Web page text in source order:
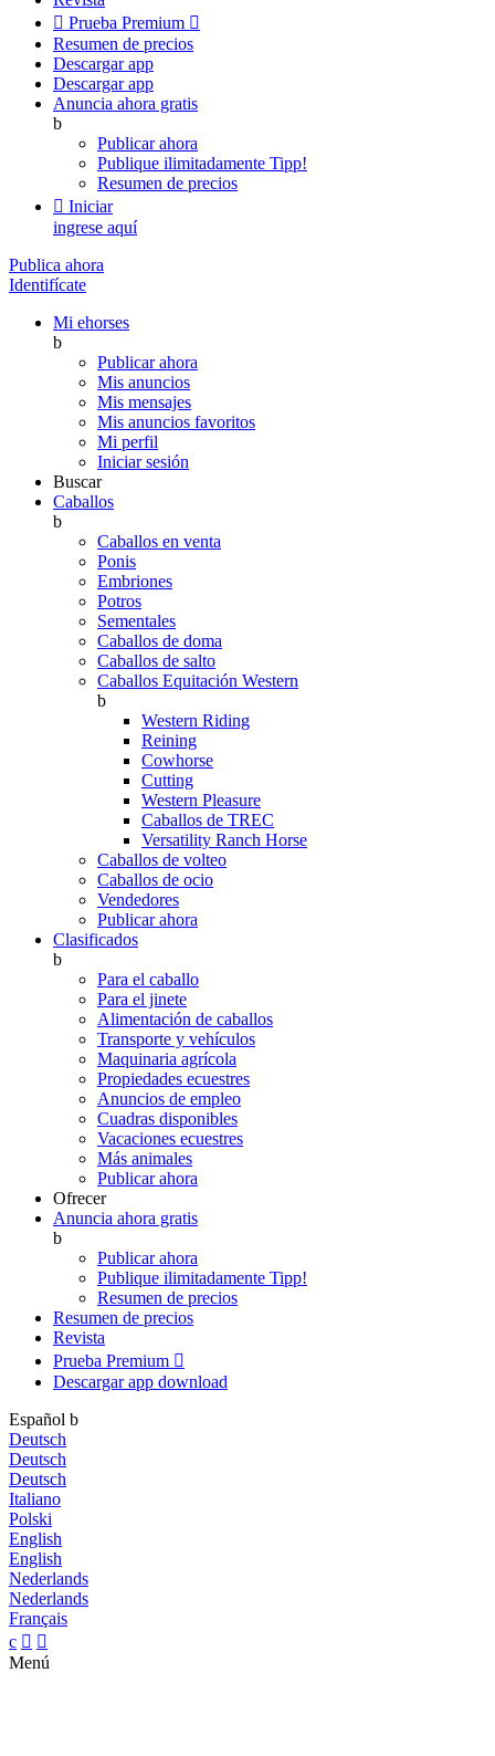
 Prueba Premium 
Resumen de precios
Descargar app
Descargar app
Anuncia ahora gratis
b
Publicar ahora
Publique ilimitadamente Tipp!
Resumen de precios
 Iniciar
ingrese aquí
Publica ahora
Identifícate
Mi ehorses
b
Publicar ahora
Mis anuncios
Mis mensajes
Mis anuncios favoritos
Mi perfil
Iniciar sesión
Buscar
Caballos
b
Caballos en venta
Ponis
Embriones
Potros
Sementales
Caballos de doma
Caballos de salto
Caballos Equitación Western
b
Western Riding
Reining
Cowhorse
Cutting
Western Pleasure
Caballos de TREC
Versatility Ranch Horse
Caballos de volteo
Caballos de ocio
Vendedores
Publicar ahora
Clasificados
b
Para el caballo
Para el jinete
Alimentación de caballos
Transporte y vehículos
Maquinaria agrícola
Propiedades ecuestres
Anuncios de empleo
Cuadras disponibles
Vacaciones ecuestres
Más animales
Publicar ahora
Ofrecer
Anuncia ahora gratis
b
Publicar ahora
Publique ilimitadamente Tipp!
Resumen de precios
Resumen de precios
Revista
Prueba Premium 
Descargar app download
Español b
Deutsch
Deutsch
Deutsch
Italiano
Polski
English
English
Nederlands
Nederlands
Français
c  
Menú